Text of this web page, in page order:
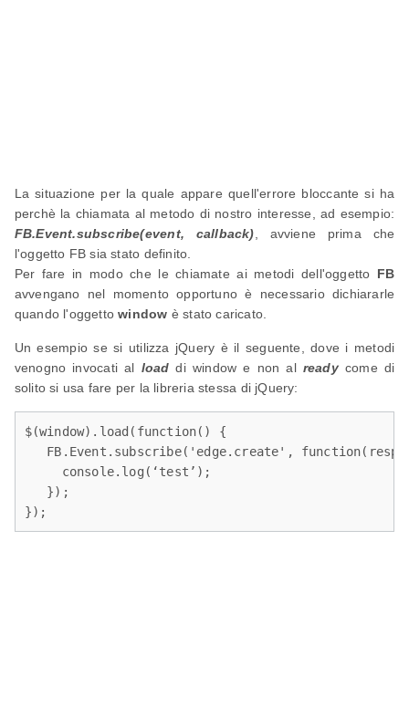
La situazione per la quale appare quell'errore bloccante si ha
perchè la chiamata al metodo di nostro interesse, ad esempio:
FB.Event.subscribe(event, callback) , avviene prima che
l'oggetto FB sia stato definito.
Per fare in modo che le chiamate ai metodi dell'oggetto FB
avvengano nel momento opportuno è necessario dichiararle
quando l'oggettowindow è stato caricato.
Un esempio se si utilizza jQuery è il seguente, dove i metodi
venogno invocati al load di window e non al readycome di
solito si usa fare per la libreria stessa di jQuery:
$(window).load(function() {
FB.Event.subscribe('edge.create',
     console.log(‘test’);
   });
});